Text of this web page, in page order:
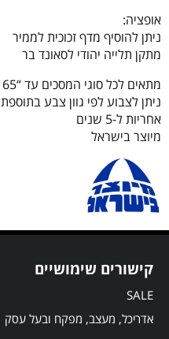
אופציה:
ניתן להוסיף מדף זכוכית לממיר
מתקן תלייה יהודי לסאונד בר
מתאים לכל סוגי המסכים עד “65
ניתן לצבוע לפי גוון צבע בתוספת 300 ש”ח
אחריות ל-5 שנים
מיוצר בישראל
קישורים שימושיים
SALE
אדריכל, מעצב, מפקח ובעל עסק